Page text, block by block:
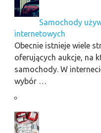
Samochody
internetowych
Obecnie istnieje wiele
oferujących aukcje, na
samochody. W
wybór …